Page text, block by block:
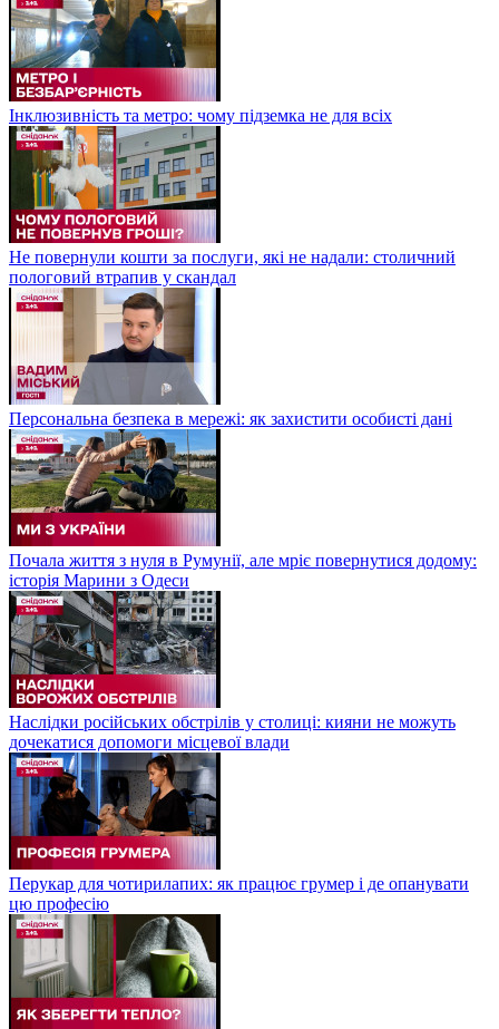
Інклюзивність та метро: чому підземка не для всіх
Не повернули кошти за послуги, які не надали: столичний
пологовий втрапив у скандал
Персональна безпека в мережі: як захистити особисті дані
Почала життя з нуля в Румунії, але мріє повернутися додому:
історія Марини з Одеси
Наслідки російських обстрілів у столиці: кияни не можуть
дочекатися допомоги місцевої влади
Перукар для чотирилапих: як працює грумер і де опанувати
цю професію